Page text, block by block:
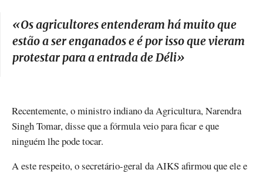
«Os agricultores entenderam há muito que
estão a ser enganados e é por isso que vieram
protestar para a entrada de Déli»
Recentemente, o ministro indiano da Agricultura, Narendra
Singh Tomar, disse que a fórmula veio para ficar e que
ninguém lhe pode tocar.
A este respeito, o secretário-geral da AIKS afirmou que ele e